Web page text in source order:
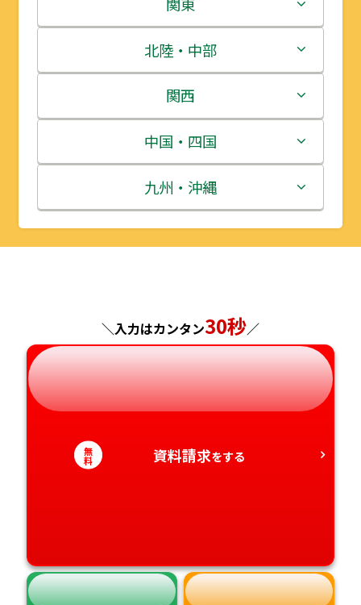
青森県
岩手県
宮城県
秋田県
山形県
茨城県
栃木県
群馬県
埼玉県
千葉県
神奈川県
北陸・中部
新潟県
富山県
石川県
福井県
長野県
岐阜県
静岡県
愛知県
関西
三重県
滋賀県
京都府
兵庫県
奈良県
和歌山県
中国・四国
鳥取県
島根県
広島県
山口県
徳島県
香川県
九州・沖縄
福岡県
長崎県
熊本県
大分県
宮崎県
＼入力はカンタン30秒／
無
料 資料請求をする